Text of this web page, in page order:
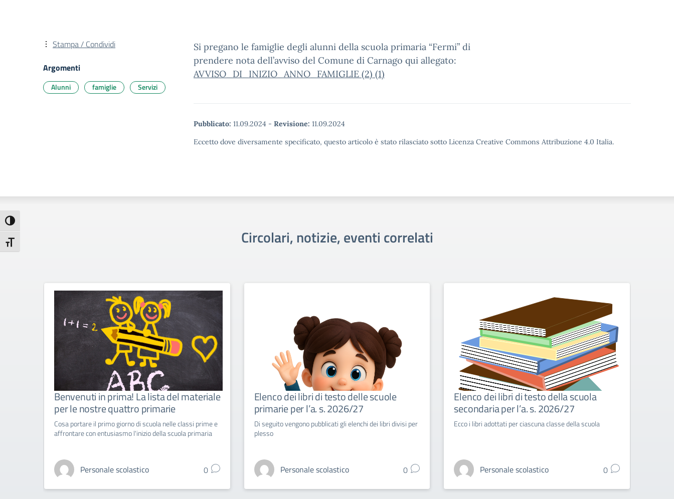
Attiva/disattiva alto contrasto
Attiva/disattiva dimensione testo
Si pregano le famiglie degli alunni della scuola primaria “Fermi” di
prendere nota dell’avviso del Comune di Carnago qui allegato:
AVVISO_DI_INIZIO_ANNO_FAMIGLIE (2) (1)
Pubblicato: 11.09.2024 - Revisione: 11.09.2024
Eccetto dove diversamente specificato, questo articolo è stato rilasciato sotto Licenza Creative Commons Attribuzione 4.0 Italia.
Stampa / Condividi
Argomenti
Alunni famiglie Servizi
Circolari, notizie, eventi correlati
Benvenuti in prima! La lista del materiale
per le nostre quattro primarie
Cosa portare il primo giorno di scuola nelle classi prime e
affrontare con entusiasmo l'inizio della scuola primaria
Personale scolastico 0
Elenco dei libri di testo delle scuole
primarie per l’a. s. 2026/27
Di seguito vengono pubblicati gli elenchi dei libri divisi per
plesso
Personale scolastico 0
Elenco dei libri di testo della scuola
secondaria per l’a. s. 2026/27
Ecco i libri adottati per ciascuna classe della scuola
Personale scolastico 0